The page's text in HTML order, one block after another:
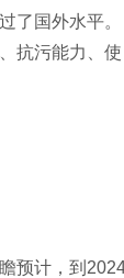
国外水平。
抗污能力、使
预计，到